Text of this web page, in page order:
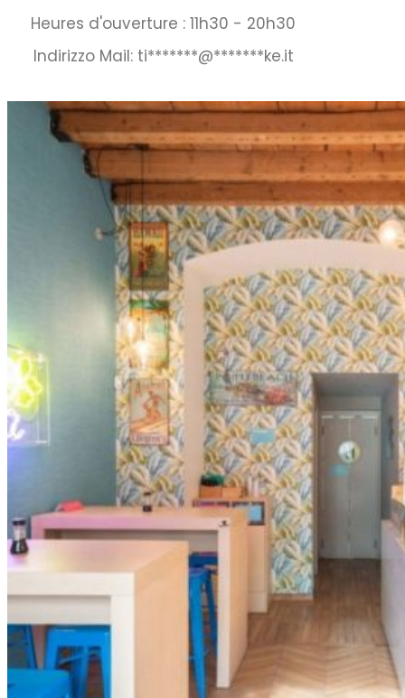
Heures d'ouverture : 11h30 - 20h30
Indirizzo Mail: ti*******@*******ke.it